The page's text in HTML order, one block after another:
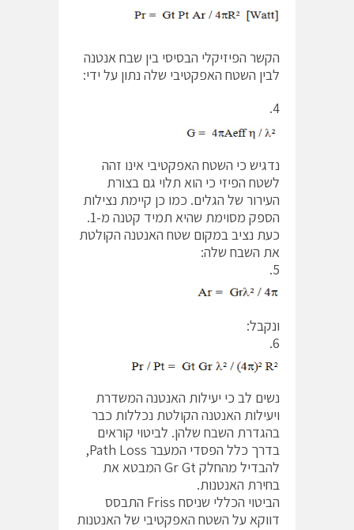
הקשר הפיזיקלי הבסיסי בין שבח אנטנה
לבין השטח האפקטיבי שלה נתון על ידי:
4.
נדגיש כי השטח האפקטיבי אינו זהה
לשטח הפיזי כי הוא תלוי גם בצורת
העירור של הגלים. כמו כן קיימת נצילות
הספק מסוימת שהיא תמיד קטנה מ-1.
כעת נציב במקום שטח האנטנה הקולטת
את השבח שלה:
5.
ונקבל:
6.
נשים לב כי יעילות האנטנה המשדרת
ויעילות האנטנה הקולטת נכללות כבר
בהגדרת השבח שלהן. לביטוי קוראים
בדרך כלל הפסדי המעבר Path Loss,
להבדיל מהחלק Gr Gt המבטא את
בחירת האנטנות.
הביטוי הכללי שניסח Friss התבסס
דווקא על השטח האפקטיבי של האנטנות